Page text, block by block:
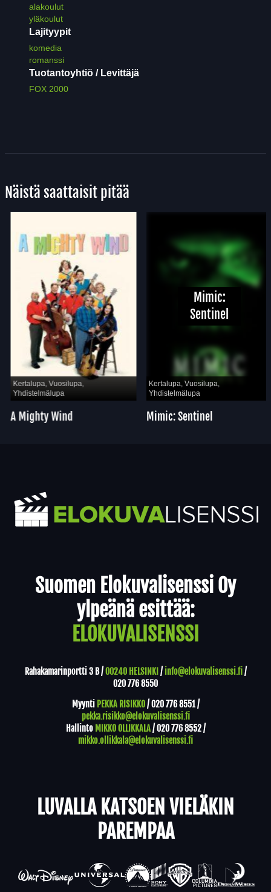
alakoulut
yläkoulut
Lajityypit
komedia
romanssi
Tuotantoyhtiö / Levittäjä
FOX 2000
Näistä saattaisit pitää
Kertalupa, Vuosilupa,
Yhdistelmälupa
A Mighty Wind
Mimic:
Sentinel
Kertalupa, Vuosilupa,
Yhdistelmälupa
Mimic: Sentinel
Suomen Elokuvalisenssi Oy
ylpeänä esittää:
ELOKUVALISENSSI
Rahakamarinportti 3 B /00240 HELSINKI / info@elokuvalisenssi.fi/
020 776 8550
Myynti PEKKA RISIKKO/020 776 8551/
pekka.risikko@elokuvalisenssi.fi
Hallinto MIKKO OLLIKKALA/020 776 8552/
mikko.ollikkala@elokuvalisenssi.fi
LUVALLA KATSOEN VIELÄKIN
PAREMPAA